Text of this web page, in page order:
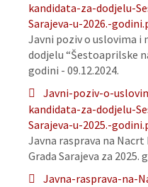
kandidata-za-dodjelu-
Sarajeva-u-2026.-
Javni poziv o uslovima i
dodjelu “Šestoaprilske
godini - 09.12.2024.
Javni-poziv-o-
kandidata-za-dodjelu-
Sarajeva-u-2025.-
Javna rasprava na
Grada Sarajeva za 2025.
Javna-rasprava-na-